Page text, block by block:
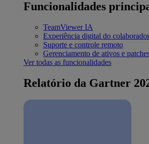
Funcionalidades
TeamViewer IA
Experiência digital do colaborador
Suporte e controle remoto
Gerenciamento de ativos e
Ver todas as funcionalidades
Relatório da Gartner